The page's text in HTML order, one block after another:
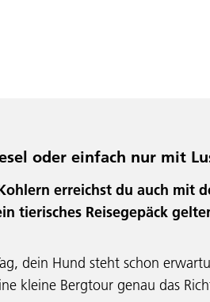
oder einfach nur mit
erreichst du auch mit
tierisches Reisegepäck
dein Hund steht schon
kleine Bergtour genau das